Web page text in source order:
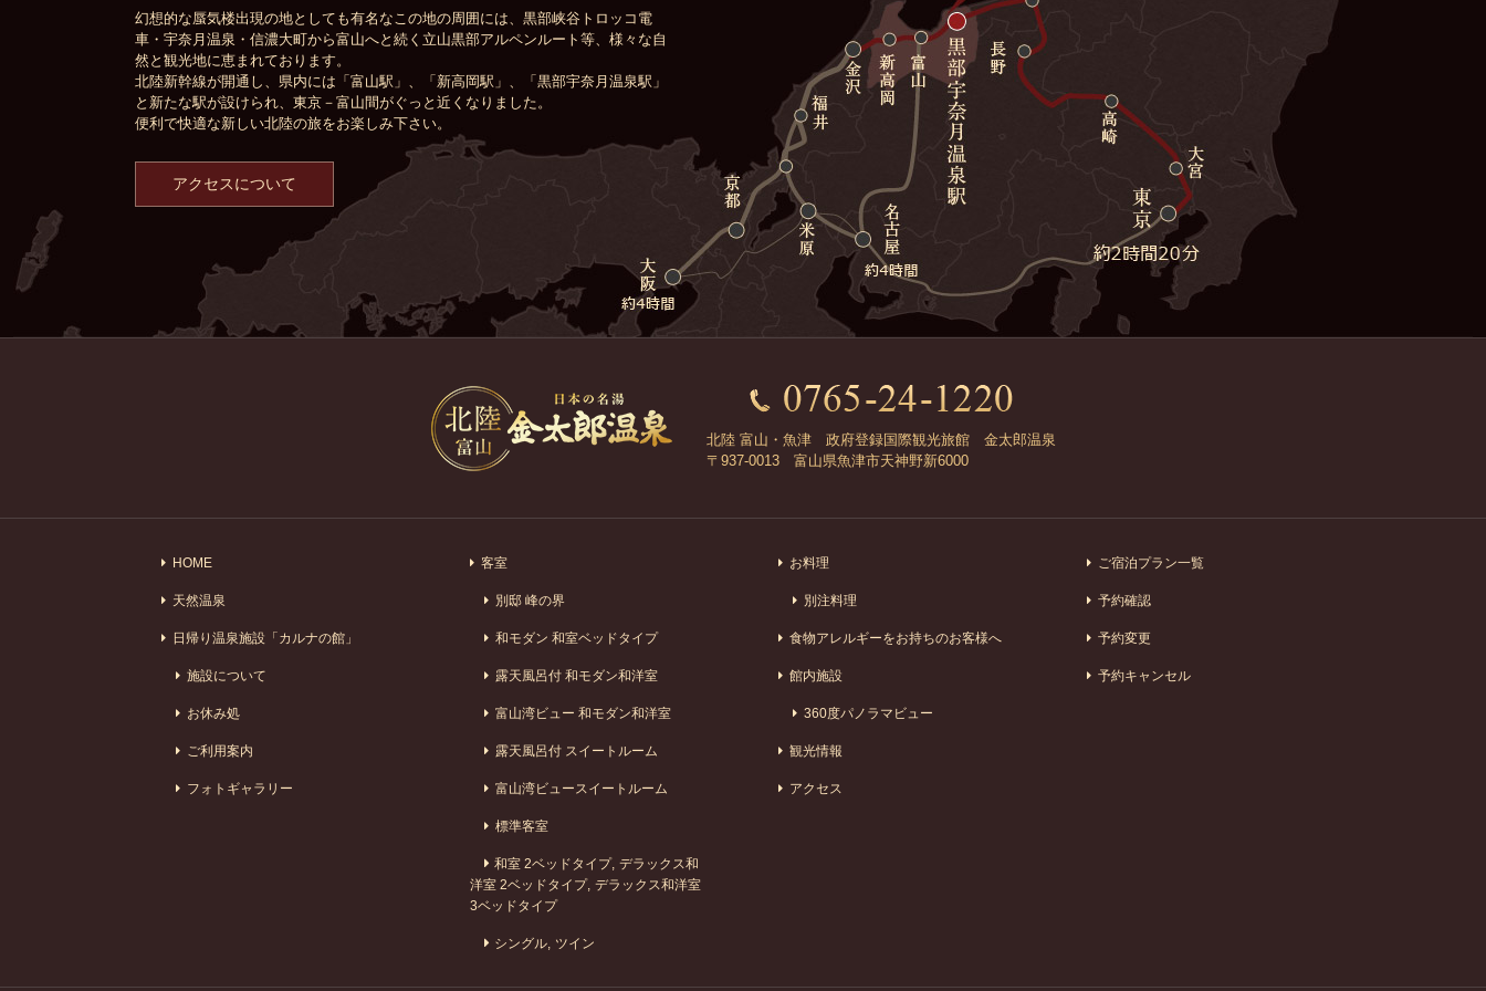
幻想的な蜃気楼出現の地としても有名なこの地の周囲には、黒部峡谷トロッコ電
車・宇奈月温泉・信濃大町から富山へと続く立山黒部アルペンルート等、様々な自
然と観光地に恵まれております。
北陸新幹線が開通し、県内には「富山駅」、「新高岡駅」、「黒部宇奈月温泉駅」
と新たな駅が設けられ、東京－富山間がぐっと近くなりました。
便利で快適な新しい北陸の旅をお楽しみ下さい。
アクセスについて
北陸 富山・魚津 政府登録国際観光旅館 金太郎温泉
〒937-0013 富山県魚津市天神野新6000
HOME
天然温泉
日帰り温泉施設「カルナの館」
施設について
お休み処
ご利用案内
フォトギャラリー
客室
別邸 峰の界
和モダン 和室ベッドタイプ
露天風呂付 和モダン和洋室
富山湾ビュー 和モダン和洋室
露天風呂付 スイートルーム
富山湾ビュースイートルーム
標準客室
和室 2ベッドタイプ デラックス和
洋室 2ベッドタイプ デラックス和洋室
3ベッドタイプ
シングル ツイン
お料理
別注料理
食物アレルギーをお持ちのお客様へ
館内施設
360度パノラマビュー
観光情報
アクセス
ご宿泊プラン一覧
予約確認
予約変更
予約キャンセル